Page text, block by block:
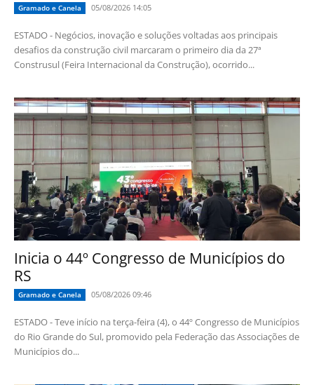
Gramado e Canela 05/08/2026 14:05
ESTADO - Negócios, inovação e soluções voltadas aos principais
desafios da construção civil marcaram o primeiro dia da 27ª
Construsul (Feira Internacional da Construção), ocorrido...
Inicia o 44º Congresso de Municípios do
RS
Gramado e Canela 05/08/2026 09:46
ESTADO - Teve início na terça-feira (4), o 44º Congresso de Municípios
do Rio Grande do Sul, promovido pela Federação das Associações de
Municípios do...